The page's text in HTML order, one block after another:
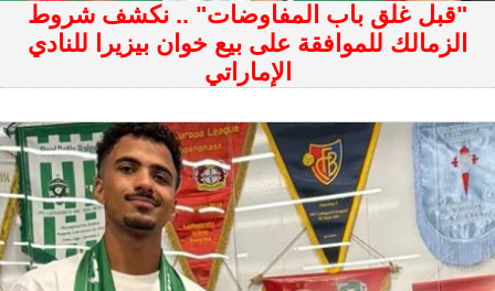
"قبل غلق باب المفاوضات" .. نكشف شروط
الزمالك للموافقة على بيع خوان بيزيرا للنادي
الإماراتي